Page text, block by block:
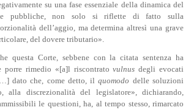
su una fase essenziale della dinamica del
pubbliche, non solo si riflette di fatto sulla
dell’aggio, ma determina altresì una grave
del dovere tributario».
questa Corte, sebbene con la citata sentenza ha
porre rimedio «[a]l riscontratovulnus degli evocati
dato che, come detto, ilquomodo delle soluzioni
alla discrezionalità del legislatore», dichiarando,
le questioni, ha, al tempo stesso, rimarcato